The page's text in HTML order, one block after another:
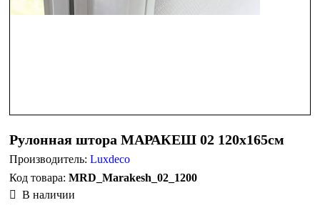
Рулонная штора МАРАКЕШ 02 120х165см
Производитель:Luxdeco
MRD_Marakesh_02_1200
В наличии